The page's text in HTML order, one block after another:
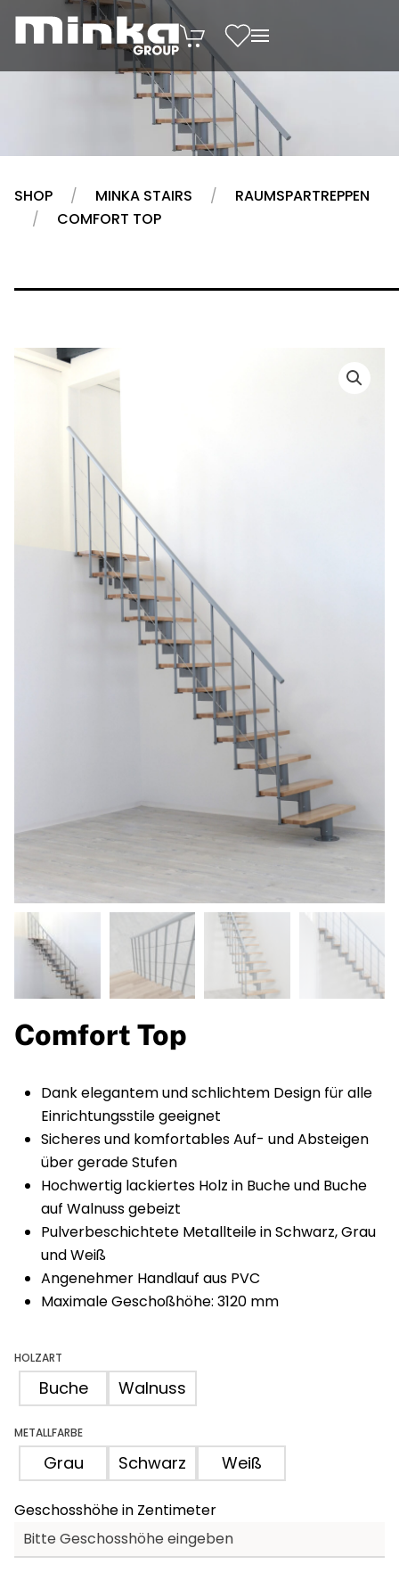
Zum Inhalt springen
SHOP MINKA STAIRS
RAUMSPARTREPPEN
COMFORT TOP
Comfort Top
Dank elegantem und schlichtem Design für alle
Einrichtungsstile geeignet
Sicheres und komfortables Auf- und Absteigen
über gerade Stufen
Hochwertig lackiertes Holz in Buche und Buche
auf Walnuss gebeizt
Pulverbeschichtete Metallteile in Schwarz, Grau
und Weiß
Angenehmer Handlauf aus PVC
Maximale Geschoßhöhe: 3120 mm
HOLZART
Buche Walnuss
METALLFARBE
Grau Schwarz Weiß
Geschosshöhe in Zentimeter